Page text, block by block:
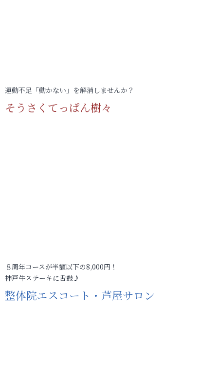
運動不足「動かない」を解消しませんか？
そうさくてっぱん樹々
８周年コースが半額以下の8,000円！
神戸牛ステーキに舌鼓♪
整体院エスコート・芦屋サロン